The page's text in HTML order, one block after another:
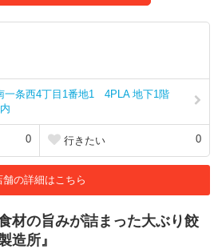
一条西4丁目1番地1 4PLA 地下1階
0 行きたい 0
舗の詳細はこちら
材の旨みが詰まった大ぶり餃
造所』